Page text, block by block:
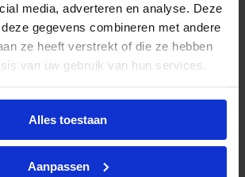
media, adverteren en analyse. Deze
gegevens combineren met andere
ze heeft verstrekt of die ze hebben
van uw gebruik van hun services.
Alles toestaan
Aanpassen
€18,38 excl. btw
€22,24 incl.btw
In winkelwagen